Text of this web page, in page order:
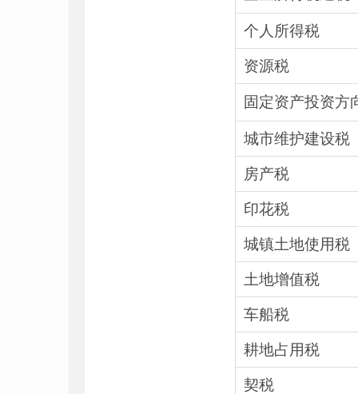
个人所得税
资源税
固定资产投资方
城市维护建设税
房产税
印花税
城镇土地使用税
土地增值税
车船税
耕地占用税
契税